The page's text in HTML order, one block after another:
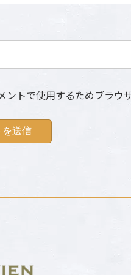
ントで使用するためブラウ